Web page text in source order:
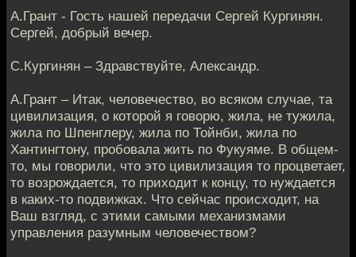
А.Грант - Гость нашей передачи Сергей Кургинян.
Сергей, добрый вечер.
С.Кургинян – Здравствуйте, Александр.
А.Грант – Итак, человечество, во всяком случае, та
цивилизация, о которой я говорю, жила, не тужила,
жила по Шпенглеру, жила по Тойнби, жила по
Хантингтону, пробовала жить по Фукуяме. В общем-
то, мы говорили, что это цивилизация то процветает,
то возрождается, то приходит к концу, то нуждается
в каких-то подвижках. Что сейчас происходит, на
Ваш взгляд, с этими самыми механизмами
управления разумным человечеством?